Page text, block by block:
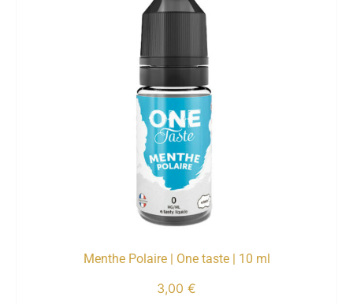
Menthe Polaire | One taste | 10 ml
3,00 €